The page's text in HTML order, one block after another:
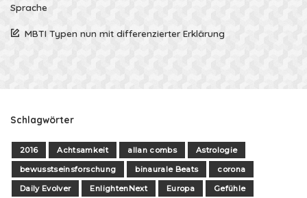
Sprache
MBTI Typen nun mit differenzierter Erklärung
Schlagwörter
2016 Achtsamkeit allan combs
Astrologie
bewusstseinsforschung
binaurale Beats
corona
Daily Evolver
EnlightenNext Europa
Gefühle